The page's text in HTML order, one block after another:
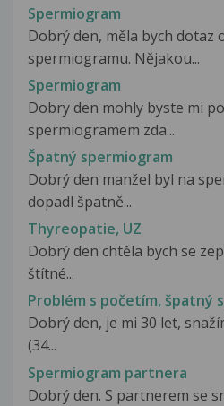
Spermiogram
Dobrý den, měla bych dotaz
spermiogramu. Nějakou...
Spermiogram
Dobry den mohly byste mi
spermiogramem zda...
Špatný spermiogram
Dobrý den manžel byl na
dopadl špatně...
Thyreopatie, UZ
Dobrý den chtěla bych se
štítné...
Problém s početím, špatný
Dobrý den, je mi 30 let,
(34...
Spermiogram partnera
Dobrý den. S partnerem se